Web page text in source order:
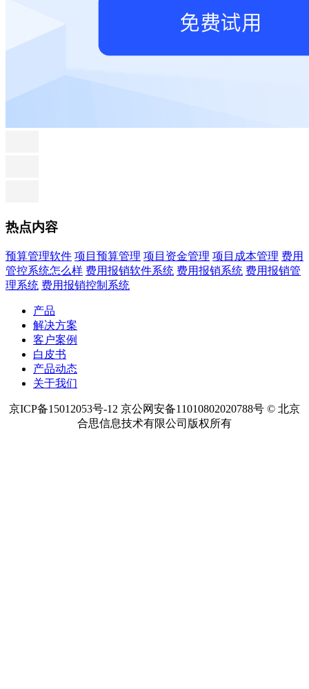
热点内容
预算管理软件 项目预算管理 项目资金管理 项目成本管理 费用
管控系统怎么样 费用报销软件系统 费用报销系统 费用报销管
理系统 费用报销控制系统
产品
解决方案
客户案例
白皮书
产品动态
关于我们
京ICP备15012053号-12 京公网安备11010802020788号 © 北京
合思信息技术有限公司版权所有